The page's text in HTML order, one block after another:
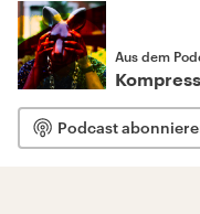
Aus dem
Podcast